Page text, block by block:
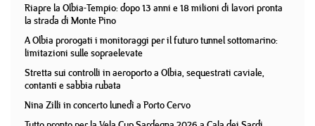
Riapre la Olbia-Tempio: dopo 13 anni e 18 milioni di lavori pronta
la strada di Monte Pino
A Olbia prorogati i monitoraggi per il futuro tunnel sottomarino:
limitazioni sulle sopraelevate
Stretta sui controlli in aeroporto a Olbia, sequestrati caviale,
contanti e sabbia rubata
Nina Zilli in concerto lunedì a Porto Cervo